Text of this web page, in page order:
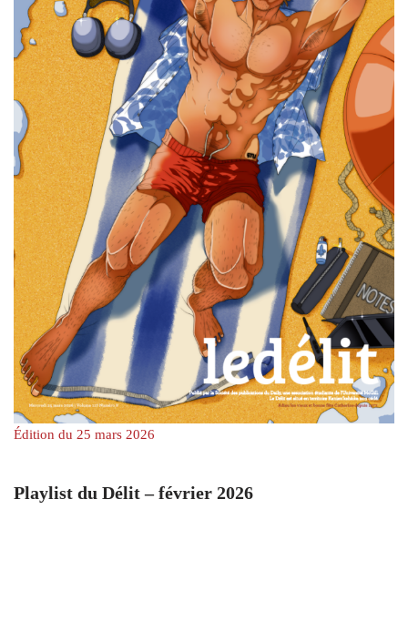
Édition du 25 mars 2026
Playlist du Délit – février 2026